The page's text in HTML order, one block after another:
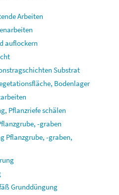
Arbeiten
auflockern
Substrat
Bodenlager
Pflanzriefe schälen
-graben
Pflanzgrube, -graben,
Grunddüngung